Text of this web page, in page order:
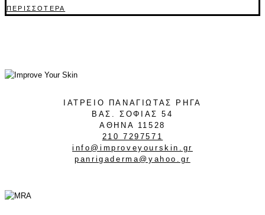
ΠΕΡΙΣΣΟΤΕΡΑ
ΙΑΤΡΕΙΟ ΠΑΝΑΓΙΩΤΑΣ ΡΗΓΑ
ΒΑΣ. ΣΟΦΙΑΣ 54
ΑΘΗΝΑ 11528
210 7297571
info@improveyourskin.gr
panrigaderma@yahoo.gr